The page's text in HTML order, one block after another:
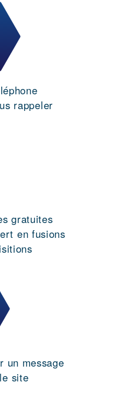
rappeler
gratuites
en fusions
un message
site